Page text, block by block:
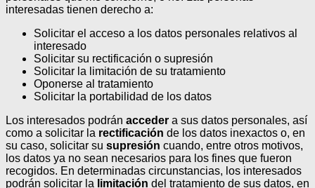
interesadas tienen derecho a:
Solicitar el acceso a los datos personales relativos al
interesado
Solicitar su rectificación o supresión
Solicitar la limitación de su tratamiento
Oponerse al tratamiento
Solicitar la portabilidad de los datos
Los interesados podrán acceder a sus datos personales, así
como a solicitar la rectificación de los datos inexactos o, en
su caso, solicitar su supresión cuando, entre otros motivos,
los datos ya no sean necesarios para los fines que fueron
recogidos. En determinadas circunstancias, los interesados
podrán solicitar la limitación del tratamiento de sus datos, en